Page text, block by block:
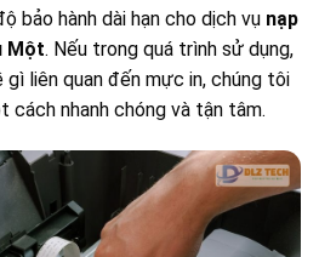
bảo hành dài hạn cho dịch vụ nạp
Một. Nếu trong quá trình sử dụng,
gì liên quan đến mực in, chúng tôi
cách nhanh chóng và tận tâm.